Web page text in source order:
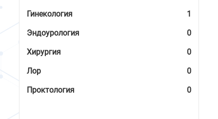
Гинекология 1
Эндоурология 0
Хирургия 0
Лор 0
Проктология 0